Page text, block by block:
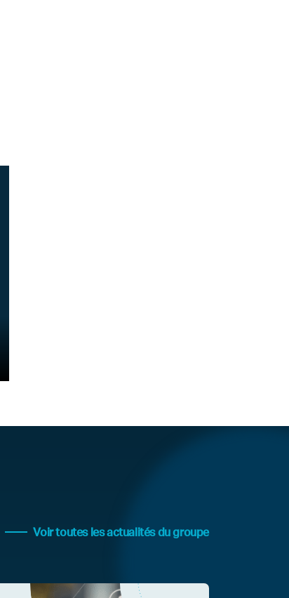
Voir toutes les actualités du groupe